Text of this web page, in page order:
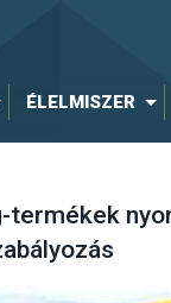
ÉLELMISZER
termékek